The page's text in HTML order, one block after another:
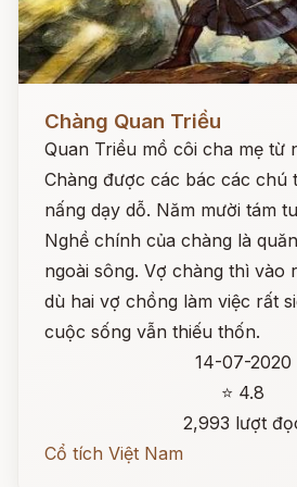
Chàng Quan Triều
Quan Triều mồ côi cha mẹ từ
Chàng được các bác các chú
nấng dạy dỗ. Năm mười tám
Nghề chính của chàng là
ngoài sông. Vợ chàng thì vào
dù hai vợ chồng làm việc rất
cuộc sống vẫn thiếu thốn.
14-07-2020
⭐ 4.8
2,993 lượt
Cổ tích Việt Nam